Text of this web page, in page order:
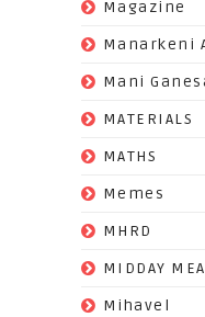
Magazine
Manarkeni
Mani
MATERIALS
MATHS
Memes
MHRD
MIDDAY
Mihavel